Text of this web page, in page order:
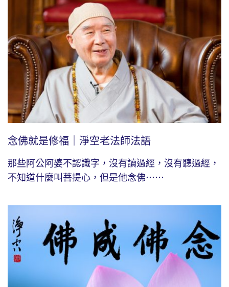
念佛就是修福｜淨空老法師法語
那些阿公阿婆不認識字，沒有讀過經，沒有聽過經，
不知道什麼叫菩提心，但是他念佛⋯⋯